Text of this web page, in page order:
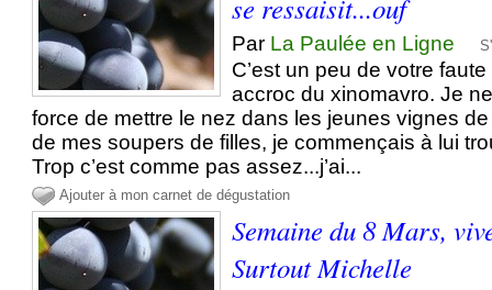
se ressaisit...ouf
Par La Paulée en Ligne
C’est un peu de votre
accroc du xinomavro. Je
force de mettre le nez dans les jeunes vignes
de mes soupers de filles, je commençais à lui
Trop c’est comme pas assez...j’ai...
Ajouter à mon carnet de dégustation
Semaine du 8 Mars,
Surtout Michelle